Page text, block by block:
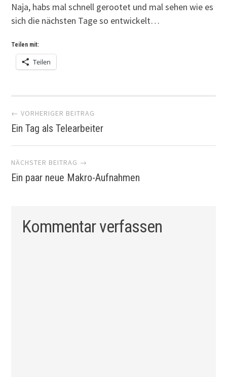
Naja, habs mal schnell gerootet und mal sehen wie es
sich die nächsten Tage so entwickelt…
Teilen mit:
Teilen
Artikel-
Navigation
← VORHERIGER BEITRAG
Ein Tag als Telearbeiter
NÄCHSTER BEITRAG →
Ein paar neue Makro-Aufnahmen
Kommentar verfassen